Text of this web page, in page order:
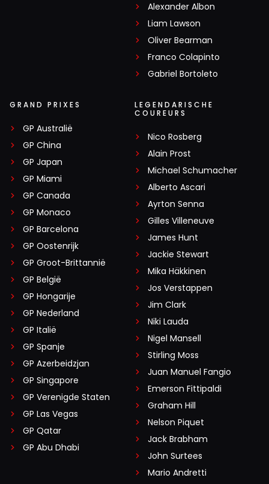
Alexander Albon
Liam Lawson
Oliver Bearman
Franco Colapinto
Gabriel Bortoleto
GRAND PRIXES
GP Australië
GP China
GP Japan
GP Miami
GP Canada
GP Monaco
GP Barcelona
GP Oostenrijk
GP Groot-Brittannië
GP België
GP Hongarije
GP Nederland
GP Italië
GP Spanje
GP Azerbeidzjan
GP Singapore
GP Verenigde Staten
GP Las Vegas
GP Qatar
GP Abu Dhabi
LEGENDARISCHE
COUREURS
Nico Rosberg
Alain Prost
Michael Schumacher
Alberto Ascari
Ayrton Senna
Gilles Villeneuve
James Hunt
Jackie Stewart
Mika Häkkinen
Jos Verstappen
Jim Clark
Niki Lauda
Nigel Mansell
Stirling Moss
Juan Manuel Fangio
Emerson Fittipaldi
Graham Hill
Nelson Piquet
Jack Brabham
John Surtees
Mario Andretti